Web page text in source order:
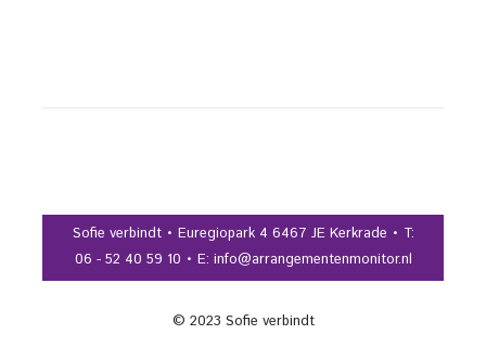
Sofie verbindt • Euregiopark 4 6467 JE Kerkrade • T:
06 - 52 40 59 10 • E: info@arrangementenmonitor.nl
© 2023 Sofie verbindt